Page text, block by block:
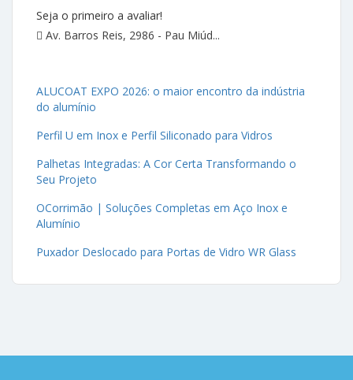
Seja o primeiro a avaliar!
Av. Barros Reis, 2986 - Pau Miúd...
ALUCOAT EXPO 2026: o maior encontro da indústria
do alumínio
Perfil U em Inox e Perfil Siliconado para Vidros
Palhetas Integradas: A Cor Certa Transformando o
Seu Projeto
OCorrimão | Soluções Completas em Aço Inox e
Alumínio
Puxador Deslocado para Portas de Vidro WR Glass